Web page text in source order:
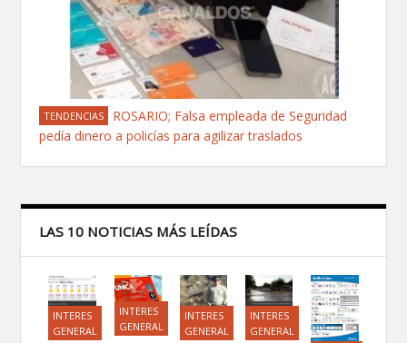
TENDENCIAS
ROSARIO; Falsa empleada de Seguridad
pedía dinero a policías para agilizar traslados
LAS 10 NOTICIAS MÁS LEÍDAS
INTERES
GENERAL
INTERES
GENERAL
INTERES
GENERAL
INTERES
GENERAL